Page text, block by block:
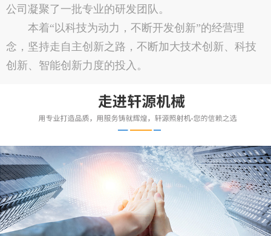
公司凝聚了一批专业的研发团队。
本着“以科技为动力，不断开发创新”的经营理
念，坚持走自主创新之路，不断加大技术创新、科技
创新、智能创新力度的投入。